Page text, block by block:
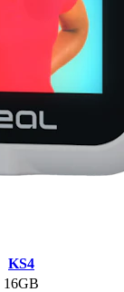
KS4
16GB